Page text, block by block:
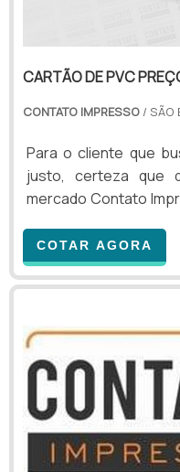
CARTÃO DE PVC
CONTATO IMPRESSO / SÃO
Para o cliente que
justo, certeza que
mercado Contato
organização mais
DETALHES SOBRE
alguém pesquisar
encontra o site da
especializada em
COTAR AGORA